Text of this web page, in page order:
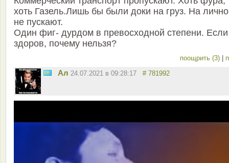
хоть Газель.Лишь бы были доки на груз. На
не пускают.
Один фиг- дурдом в превосходной степени. Если
здоров, почему нельзя?
поощрить (3)
Ал 24.07.2021 в 09:28:17 # 781992